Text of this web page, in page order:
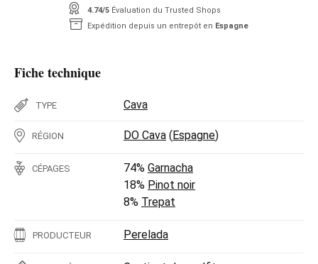
4.74/5 Évaluation du Trusted Shops
Expédition depuis un entrepôt en Espagne
Fiche technique
TYPE Cava
RÉGION DO Cava (Espagne)
CÉPAGES 74% Garnacha
18% Pinot noir
8% Trepat
PRODUCTEUR Perelada